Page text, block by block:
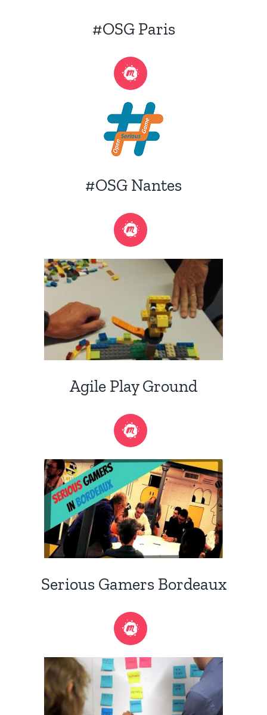
#OSG Paris
#OSG Nantes
Agile Play Ground
Serious Gamers Bordeaux